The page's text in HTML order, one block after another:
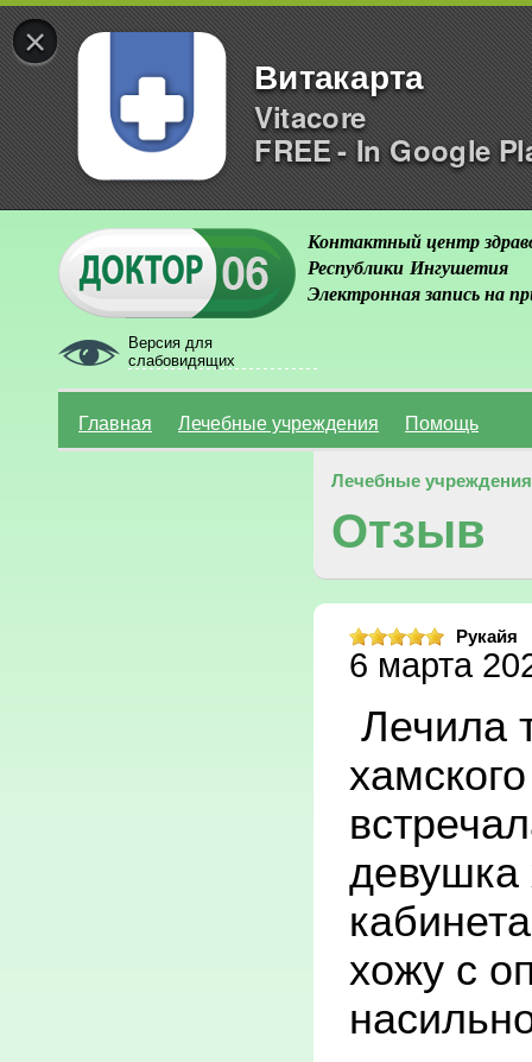
×
Витакарта
Vitacore
FREE - In Google
Версия для
слабовидящих
Контактный центр
Республики Ингушетия
Электронная запись на
Главная Лечебные учреждения Помощь
Лечебные учреждения
Отзыв
Рукайя
6 марта
Лечила
хожу с